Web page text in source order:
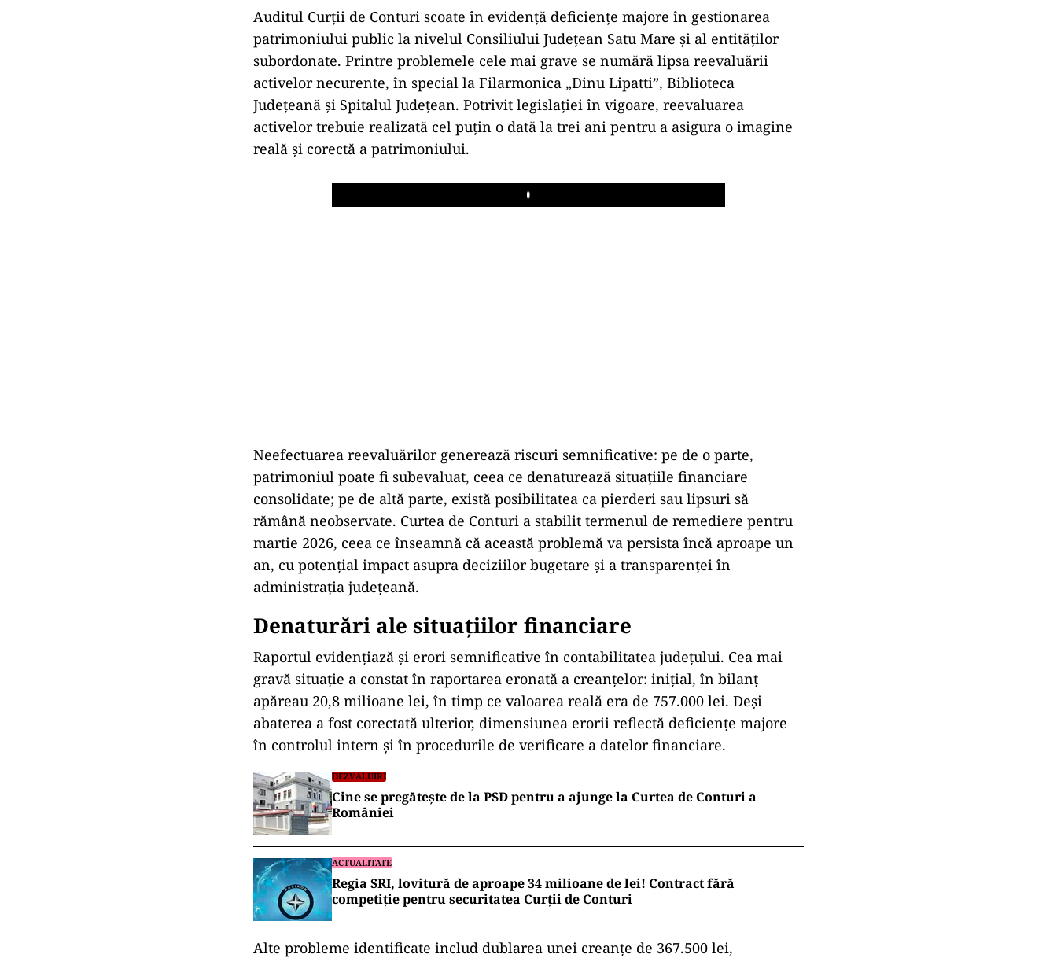
Auditul Curții de Conturi scoate în evidență deficiențe majore în gestionarea
patrimoniului public la nivelul Consiliului Județean Satu Mare și al entităților
subordonate. Printre problemele cele mai grave se numără lipsa reevaluării
activelor necurente, în special la Filarmonica „Dinu Lipatti”, Biblioteca
Județeană și Spitalul Județean. Potrivit legislației în vigoare, reevaluarea
activelor trebuie realizată cel puțin o dată la trei ani pentru a asigura o imagine
reală și corectă a patrimoniului.
Play
Neefectuarea reevaluărilor generează riscuri semnificative: pe de o parte,
patrimoniul poate fi subevaluat, ceea ce denaturează situațiile financiare
consolidate; pe de altă parte, există posibilitatea ca pierderi sau lipsuri să
rămână neobservate. Curtea de Conturi a stabilit termenul de remediere pentru
martie 2026, ceea ce înseamnă că această problemă va persista încă aproape un
an, cu potențial impact asupra deciziilor bugetare și a transparenței în
administrația județeană.
Denaturări ale situațiilor financiare
Raportul evidențiază și erori semnificative în contabilitatea județului. Cea mai
gravă situație a constat în raportarea eronată a creanțelor: inițial, în bilanț
apăreau 20,8 milioane lei, în timp ce valoarea reală era de 757.000 lei. Deși
abaterea a fost corectată ulterior, dimensiunea erorii reflectă deficiențe majore
în controlul intern și în procedurile de verificare a datelor financiare.
DEZVĂLUIRI
Cine se pregătește de la PSD pentru a ajunge la Curtea de Conturi a
României
ACTUALITATE
Regia SRI, lovitură de aproape 34 milioane de lei! Contract fără
competiție pentru securitatea Curții de Conturi
Alte probleme identificate includ dublarea unei creanțe de 367.500 lei,